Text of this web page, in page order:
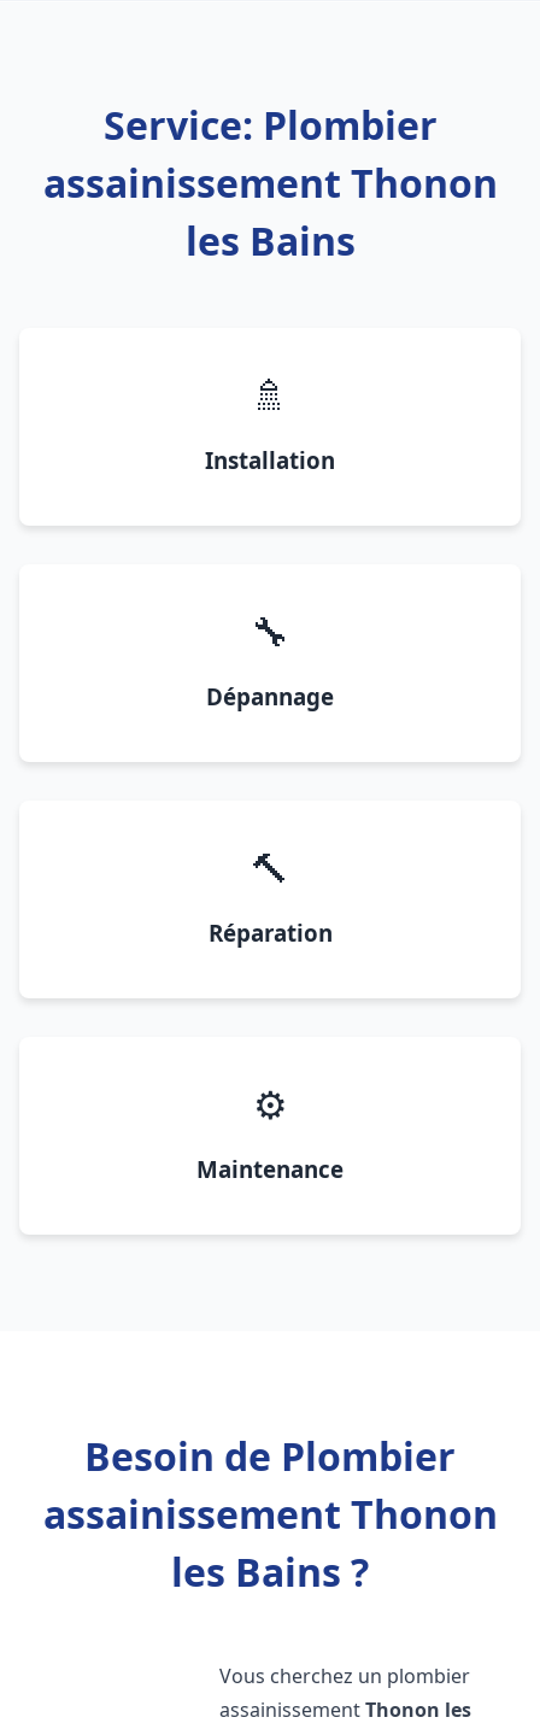
Service: Plombier
assainissement Thonon
les Bains
🚿
Installation
🔧
Dépannage
🔨
Réparation
⚙️
Maintenance
Besoin de Plombier
assainissement Thonon
les Bains ?
Vous cherchez un plombier
assainissementThonon les